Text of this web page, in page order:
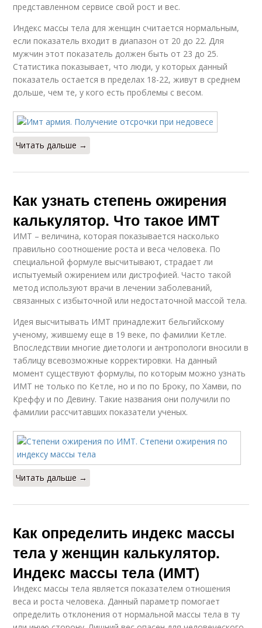
представленном сервисе свой рост и вес.
Индекс массы тела для женщин считается нормальным,
если показатель входит в диапазон от 20 до 22. Для
мужчин этот показатель должен быть от 23 до 25.
Статистика показывает, что люди, у которых данный
показатель остается в пределах 18-22, живут в среднем
дольше, чем те, у кого есть проблемы с весом.
Читать дальше →
Как узнать степень ожирения
калькулятор. Что такое ИМТ
ИМТ – величина, которая показывается насколько
правильно соотношение роста и веса человека. По
специальной формуле высчитывают, страдает ли
испытуемый ожирением или дистрофией. Часто такой
метод используют врачи в лечении заболеваний,
связанных с избыточной или недостаточной массой тела.
Идея высчитывать ИМТ принадлежит бельгийскому
ученому, жившему еще в 19 веке, по фамилии Кетле.
Впоследствии многие диетологи и антропологи вносили в
таблицу всевозможные корректировки. На данный
момент существуют формулы, по которым можно узнать
ИМТ не только по Кетле, но и по по Броку, по Хамви, по
Креффу и по Девину. Такие названия они получили по
фамилии рассчитавших показатели ученых.
Читать дальше →
Как определить индекс массы
тела у женщин калькулятор.
Индекс массы тела (ИМТ)
Индекс массы тела является показателем отношения
веса и роста человека. Данный параметр помогает
определить отклонения от нормальной массы тела в ту